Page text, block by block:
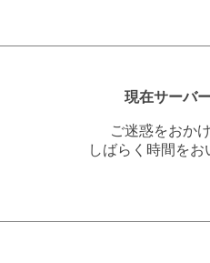
現在サーバ
ご迷惑をおか
しばらく時間を